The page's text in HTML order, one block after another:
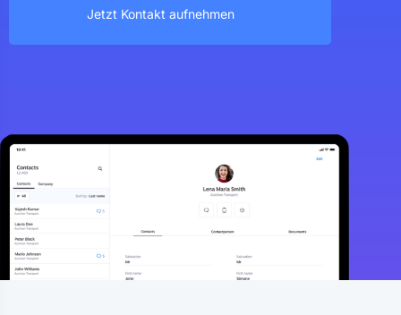
Jetzt Kontakt aufnehmen